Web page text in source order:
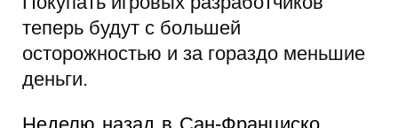
теперь будут с большей
осторожностью и за гораздо меньшие
деньги.